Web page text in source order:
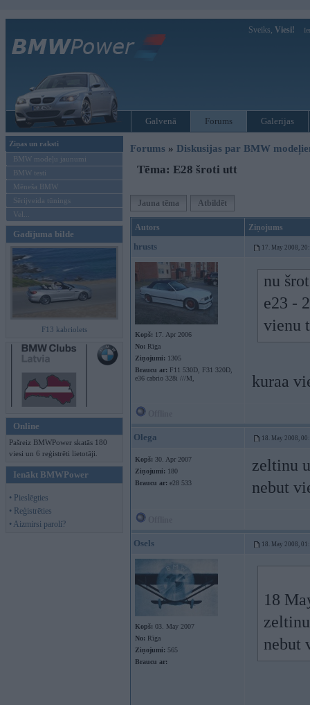
Sveiks, Viesi!
Galvenā Forums Galerijas
Ziņas un raksti
BMW modeļu jaunumi
BMW testi
Mēneša BMW
Sērijveida tūnings
Vel...
Gadījuma bilde
F13 kabriolets
Online
Pašreiz BMWPower skatās 180
viesi un 6 reģistrēti lietotāji.
Ienākt BMWPower
• Pieslēgties
• Reģistrēties
• Aizmirsi paroli?
Forums » Diskusijas par BMW
Tēma: E28 šroti utt
Jauna tēma Atbildēt
Autors Ziņojums
hrusts 17. May 2008,
Kopš: 17. Apr 2006
No: Rīga
Ziņojumi: 1305
Braucu ar: F11 530D, F31 320D,
e36 cabrio 328i ///M,
nu
e23 -
vienu
kuraa
Olega 18. May 2008,
Kopš: 30. Apr 2007
Ziņojumi: 180
Braucu ar: e28 533
zeltinu
nebut
Osels 18. May 2008,
Kopš: 03. May 2007
No: Rīga
Ziņojumi: 565
Braucu ar:
18
nebut